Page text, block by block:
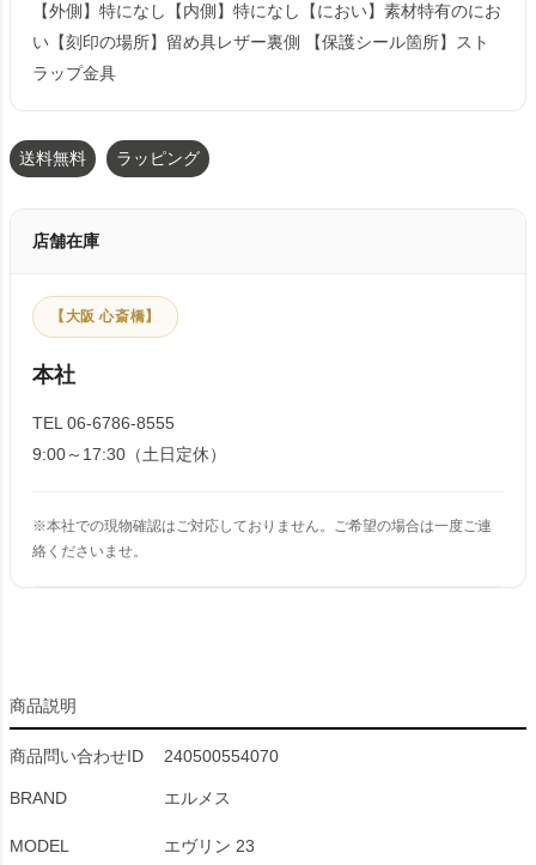
【外側】特になし【内側】特になし【におい】素材特有のにお
い【刻印の場所】留め具レザー裏側 【保護シール箇所】スト
ラップ金具
送料無料 ラッピング
店舗在庫
【大阪 心斎橋】
本社
TEL 06-6786-8555
9:00～17:30（土日定休）
※本社での現物確認はご対応しておりません。ご希望の場合は一度ご連
絡くださいませ。
商品説明
商品問い合わせID 240500554070
BRAND エルメス
MODEL エヴリン 23